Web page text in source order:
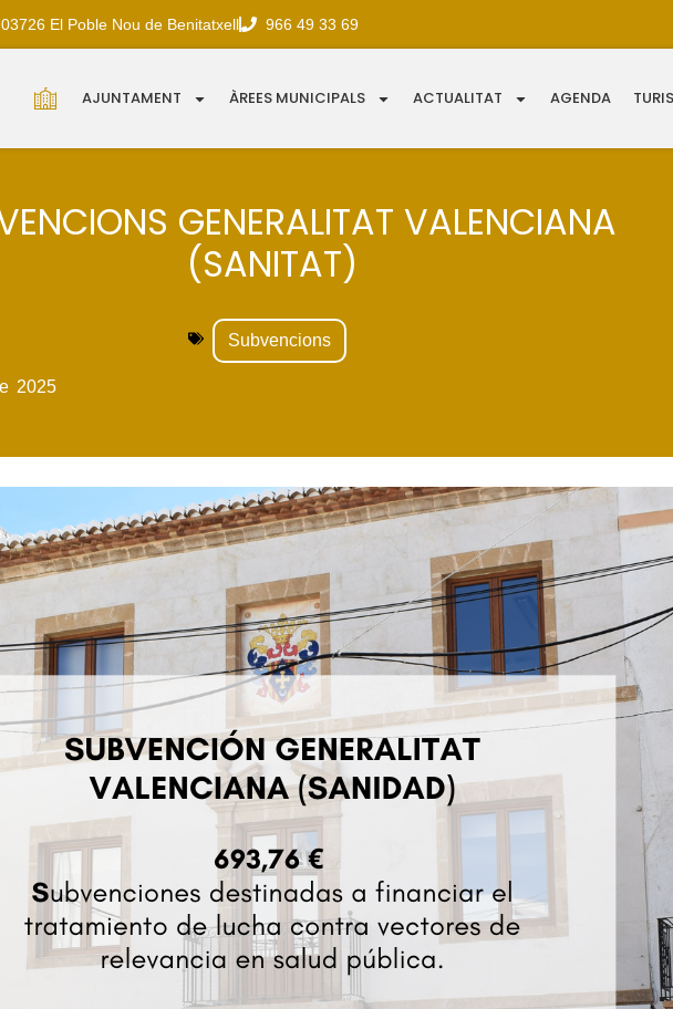
El Poble Nou de Benitatxell 966 49 33 69
AJUNTAMENT ÀREES MUNICIPALS ACTUALITAT AGENDA
GENERALITAT VALENCIANA
(SANITAT)
Subvencions
2025